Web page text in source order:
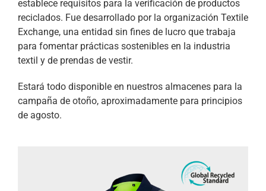
establece requisitos para la verificación de productos
reciclados. Fue desarrollado por la organización Textile
Exchange, una entidad sin fines de lucro que trabaja
para fomentar prácticas sostenibles en la industria
textil y de prendas de vestir.
Estará todo disponible en nuestros almacenes para la
campaña de otoño, aproximadamente para principios
de agosto.